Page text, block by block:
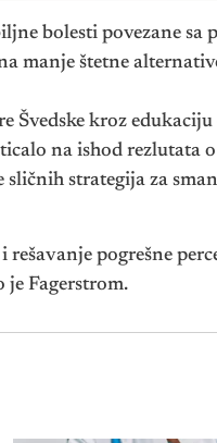
bolesti povezane
manje štetne
Švedske kroz
na ishod rezlutata
strategija za
rešavanje pogrešne
je Fagerstrom.